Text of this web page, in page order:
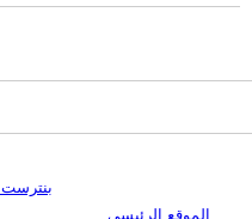
بنترست
الموقع الرئيسي